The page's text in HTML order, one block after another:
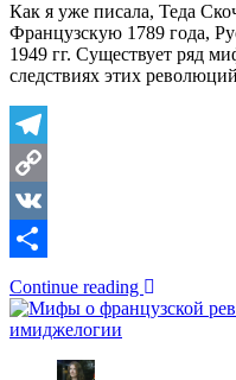
Как я уже писала, Теда
Французскую 1789 года,
1949 гг. Существует ряд
следствиях этих
Telegram
Copy
Link
VK
Отправить
Continue reading